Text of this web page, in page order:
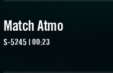
Match Atmo
S-5245 | 00:23